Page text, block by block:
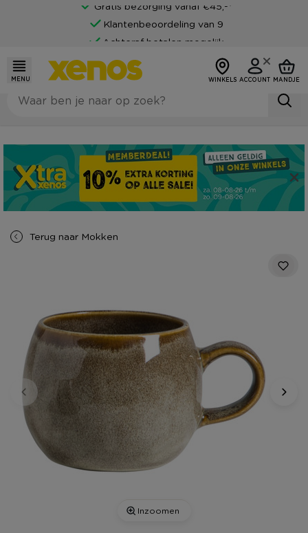
Gratis bezorging vanaf €45,-*
Klantenbeoordeling van 9
Achteraf betalen mogelijk
MENU WINKELS ACCOUNT MANDJE
Terug naar Mokken
Inzoomen